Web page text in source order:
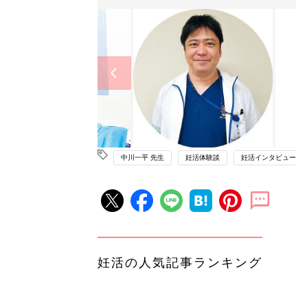
中川一平 先生 妊活体験談 妊活インタビュー
妊活の人気記事ランキング